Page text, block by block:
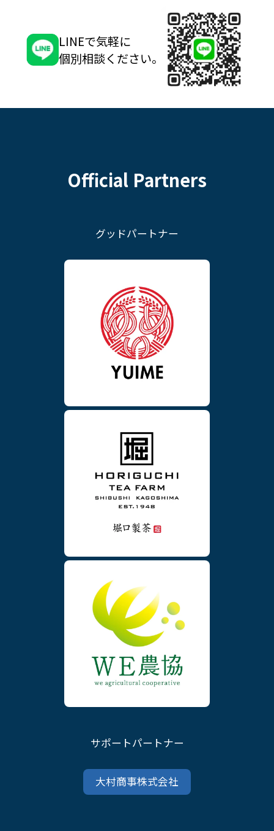
LINEで気軽に
個別相談ください。
Official Partners
グッドパートナー
サポートパートナー
大村商事株式会社